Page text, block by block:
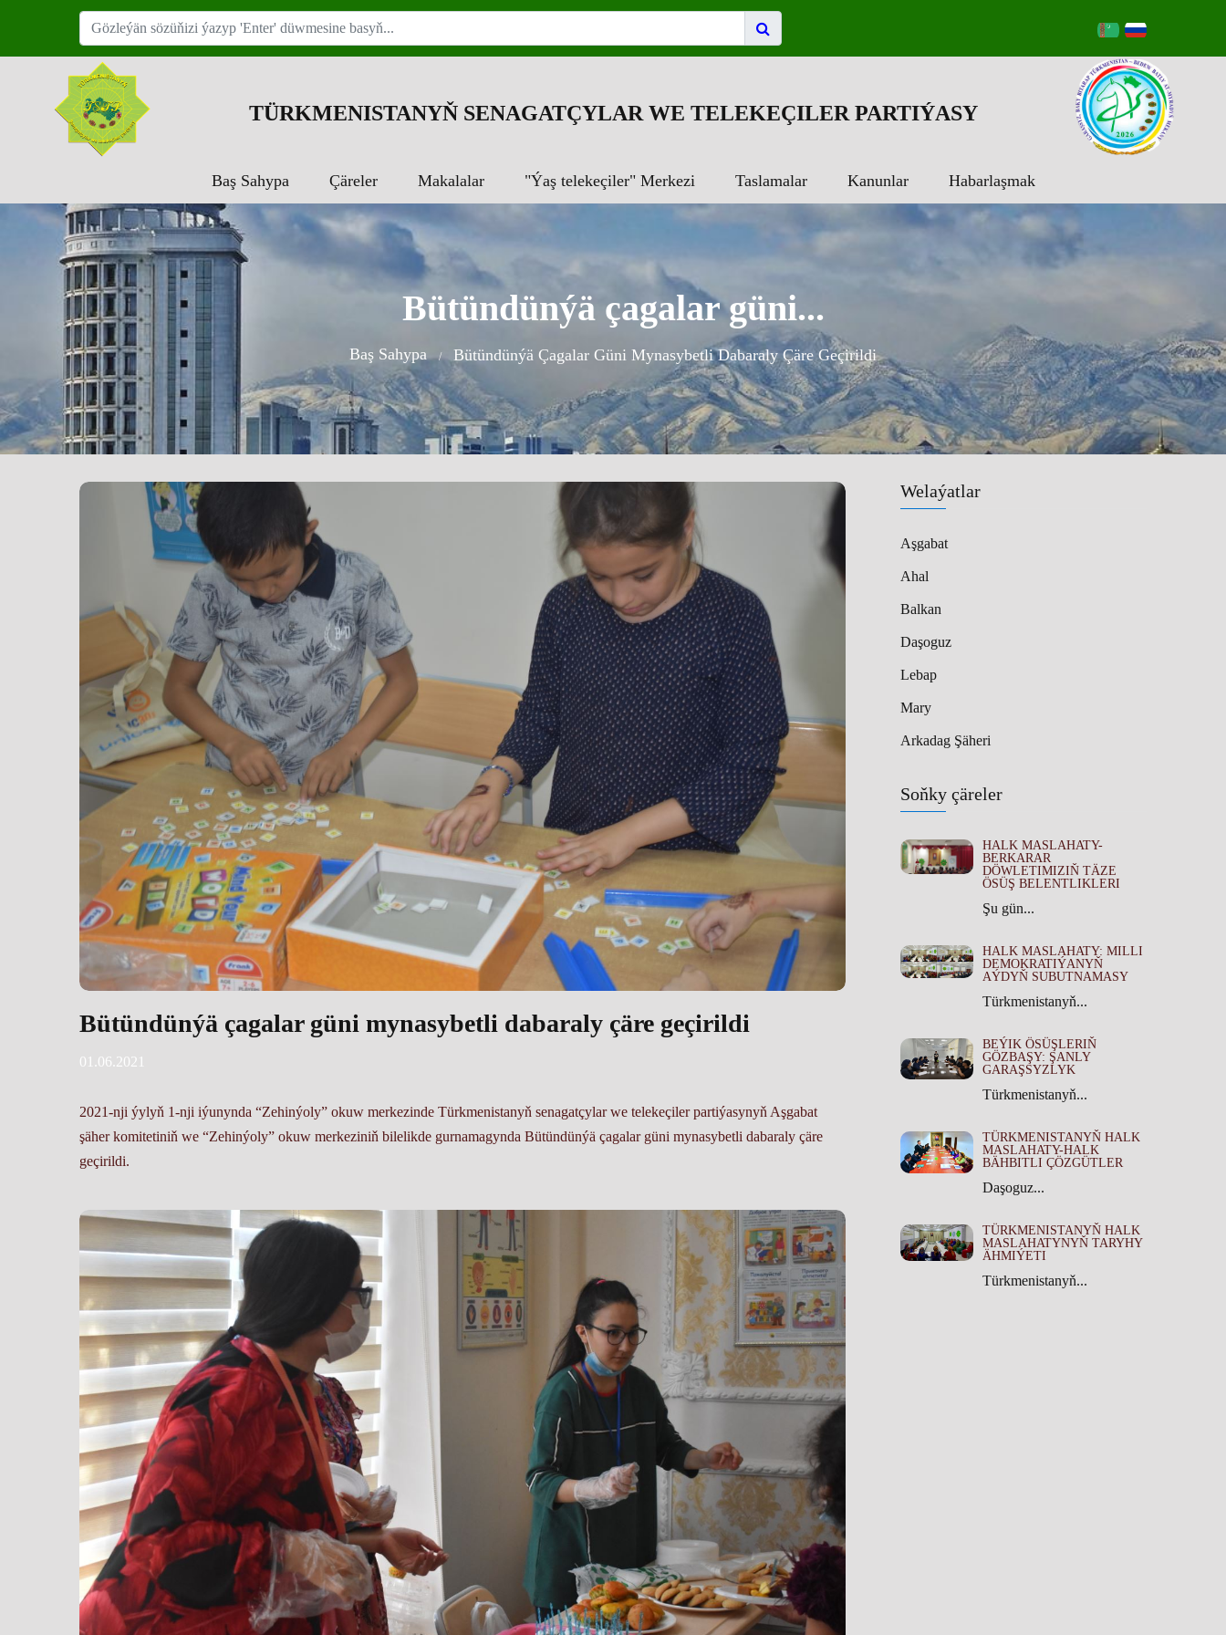
TÜRKMENISTANYŇ SENAGATÇYLAR WE TELEKEÇILER PARTIÝASY
Baş Sahypa Çäreler Makalalar "Ýaş telekeçiler" Merkezi Taslamalar Kanunlar Habarlaşmak
Bütündünýä çagalar güni...
Baş Sahypa Bütündünýä Çagalar Güni Mynasybetli Dabaraly Çäre Geçirildi
Welaýatlar
Aşgabat
Ahal
Balkan
Daşoguz
Lebap
Mary
Arkadag Şäheri
Soňky çäreler
HALK MASLAHATY-
BERKARAR
DÖWLETIMIZIŇ TÄZE
ÖSÜŞ BELENTLIKLERI
Şu gün...
HALK MASLAHATY: MILLI
DEMOKRATIÝANYŇ
AÝDYŇ SUBUTNAMASY
Türkmenistanyň...
BEÝIK ÖSÜŞLERIŇ
GÖZBAŞY: ŞANLY
GARAŞSYZLYK
Türkmenistanyň...
TÜRKMENISTANYŇ HALK
MASLAHATY-HALK
BÄHBITLI ÇÖZGÜTLER
Daşoguz...
TÜRKMENISTANYŇ HALK
MASLAHATYNYŇ TARYHY
ÄHMIÝETI
Türkmenistanyň...
Bütündünýä çagalar güni mynasybetli dabaraly çäre geçirildi
01.06.2021
2021-nji ýylyň 1-nji iýunynda “Zehinýoly” okuw merkezinde Türkmenistanyň senagatçylar we telekeçiler partiýasynyň Aşgabat
şäher komitetiniň we “Zehinýoly” okuw merkeziniň bilelikde gurnamagynda Bütündünýä çagalar güni mynasybetli dabaraly çäre
geçirildi.